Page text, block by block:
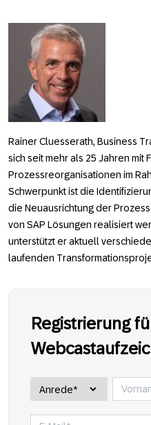
Rainer Cluesserath, Business
sich seit mehr als 25 Jahren mit
Prozessreorganisationen im
Schwerpunkt ist die
die Neuausrichtung der
von SAP Lösungen realisiert
unterstützt er aktuell
laufenden
Registrierung